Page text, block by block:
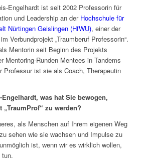
Engelhardt ist seit 2002 Professorin für
und Leadership an der Hochschule für
Nürtingen Geislingen (HfWU), einer der
Verbundprojekt „Traumberuf Professorin“.
Mentorin seit Beginn des Projekts
Mentoring-Runden Mentees in Tandems
Professur ist sie als Coach, Therapeutin
was hat Sie bewogen,
zu werden?
als Menschen auf Ihrem eigenen Weg
sehen wie sie wachsen und Impulse zu
ist, wenn wir es wirklich wollen,